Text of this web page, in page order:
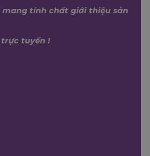
tính chất giới thiệu sản
tuyến !